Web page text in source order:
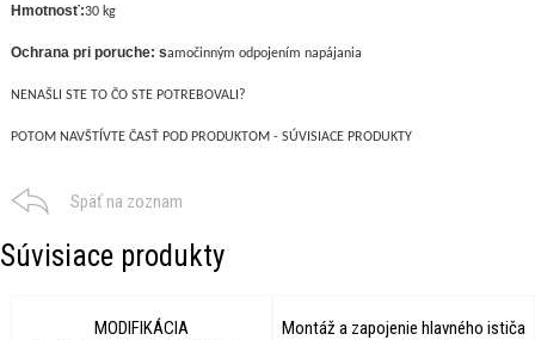
Hmotnosť:30kg
Ochrana pri poruche: samočinným odpojením napájania
NENAŠLI STE TO ČO STE POTREBOVALI?
POTOM NAVŠTÍVTE ČASŤ POD PRODUKTOM - SÚVISIACE PRODUKTY
Späť na zoznam
Súvisiace produkty
MODIFIKÁCIA
Montáž a zapojenie hlavného ističa